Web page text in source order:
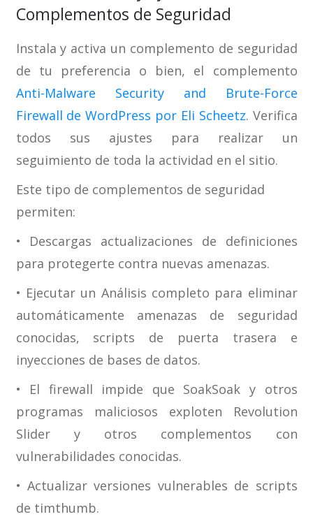
Complementos de Seguridad
Instala y activa un complemento de seguridad
de tu preferencia o bien, el complemento
Anti-Malware Security and Brute-Force
Firewall de WordPress por Eli Scheetz. Verifica
todos sus ajustes para realizar un
seguimiento de toda la actividad en el sitio.
Este tipo de complementos de seguridad
permiten:
• Descargas actualizaciones de definiciones
para protegerte contra nuevas amenazas.
• Ejecutar un Análisis completo para eliminar
automáticamente amenazas de seguridad
conocidas, scripts de puerta trasera e
inyecciones de bases de datos.
• El firewall impide que SoakSoak y otros
programas maliciosos exploten Revolution
Slider y otros complementos con
vulnerabilidades conocidas.
• Actualizar versiones vulnerables de scripts
de timthumb.